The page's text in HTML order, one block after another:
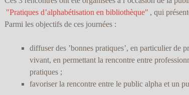
"Pratiques d’alphabétisation en bibliothèque" , qui
Parmi les objectifs de ces journées :
diffuser des ’bonnes pratiques’, en particulier de
vivant, en permettant la rencontre entre
pratiques ;
favoriser la rencontre entre le public alpha et un